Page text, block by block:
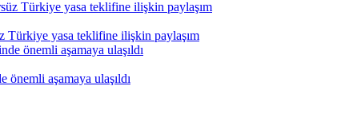
Türkiye yasa teklifine ilişkin paylaşım
aşamaya ulaşıldı